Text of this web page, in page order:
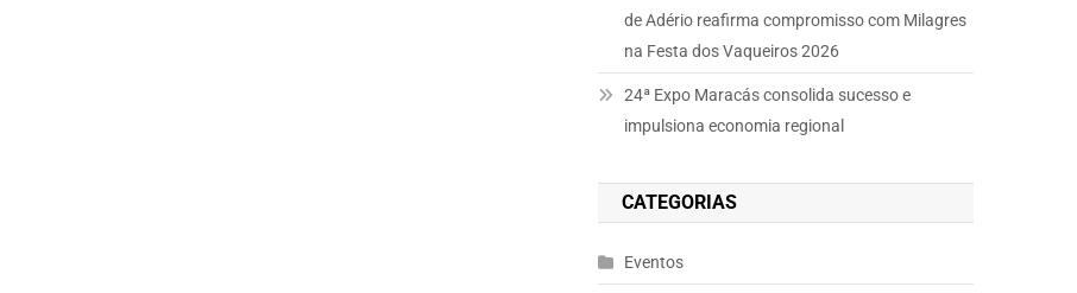
de Adério reafirma compromisso com Milagres
na Festa dos Vaqueiros 2026
24ª Expo Maracás consolida sucesso e
impulsiona economia regional
CATEGORIAS
Eventos